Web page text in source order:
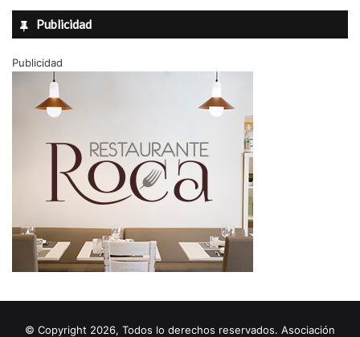
Publicidad
Publicidad
© Copyright 2026, Todos lo derechos reservados. Asociación